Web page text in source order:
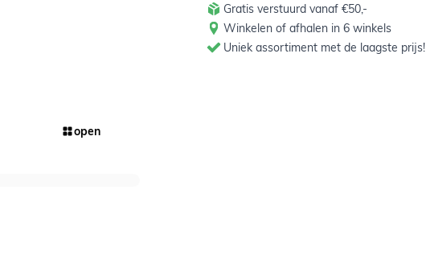
open
Gratis verstuurd vanaf €50,-
Winkelen of afhalen in 6 winkels
Uniek assortiment met de laagste prijs!